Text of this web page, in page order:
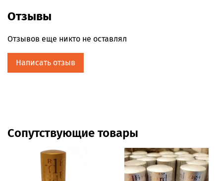
Отзывы
Отзывов еще никто не оставлял
Написать отзыв
Сопутствующие товары